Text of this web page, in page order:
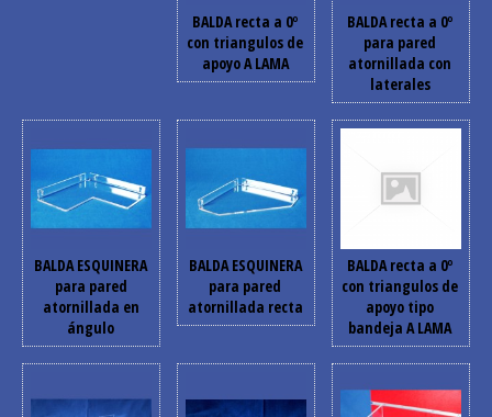
BALDA recta a 0º
con triangulos de
apoyo A LAMA
BALDA recta a 0º
para pared
atornillada con
laterales
BALDA ESQUINERA
para pared
atornillada en
ángulo
BALDA ESQUINERA
para pared
atornillada recta
BALDA recta a 0º
con triangulos de
apoyo tipo
bandeja A LAMA